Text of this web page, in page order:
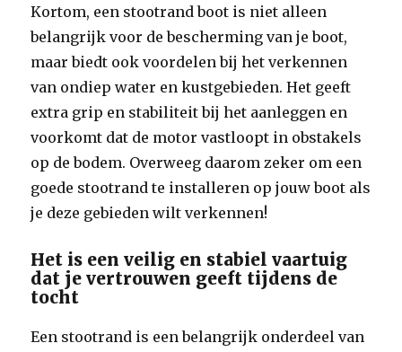
Kortom, een stootrand boot is niet alleen
belangrijk voor de bescherming van je boot,
maar biedt ook voordelen bij het verkennen
van ondiep water en kustgebieden. Het geeft
extra grip en stabiliteit bij het aanleggen en
voorkomt dat de motor vastloopt in obstakels
op de bodem. Overweeg daarom zeker om een
goede stootrand te installeren op jouw boot als
je deze gebieden wilt verkennen!
Het is een veilig en stabiel vaartuig
dat je vertrouwen geeft tijdens de
tocht
Een stootrand is een belangrijk onderdeel van